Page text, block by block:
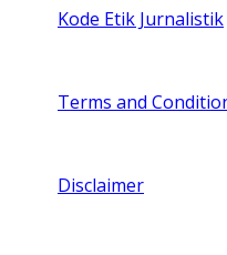
Kode Etik Jurnalistik
Terms and
Disclaimer